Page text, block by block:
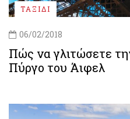
ΤΑΞΙΔΙ
06/02/2018
Πώς να γλιτώσετε
Πύργο του Άιφελ